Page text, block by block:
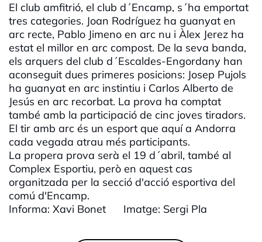
El club amfitrió, el club d´Encamp, s´ha emportat
tres categories. Joan Rodríguez ha guanyat en
arc recte, Pablo Jimeno en arc nu i Àlex Jerez ha
estat el millor en arc compost. De la seva banda,
els arquers del club d´Escaldes-Engordany han
aconseguit dues primeres posicions: Josep Pujols
ha guanyat en arc instintiu i Carlos Alberto de
Jesús en arc recorbat. La prova ha comptat
també amb la participació de cinc joves tiradors.
El tir amb arc és un esport que aquí a Andorra
cada vegada atrau més participants.
La propera prova serà el 19 d´abril, també al
Complex Esportiu, però en aquest cas
organitzada per la secció d'acció esportiva del
comú d'Encamp.
Informa: Xavi Bonet Imatge: Sergi Pla